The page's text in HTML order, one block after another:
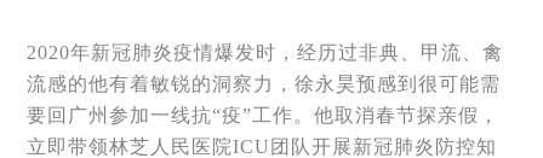
2020年新冠肺炎疫情爆发时，经历过非典、甲流、禽
流感的他有着敏锐的洞察力，徐永昊预感到很可能需
要回广州参加一线抗“疫”工作。他取消春节探亲假，
立即带领林芝人民医院ICU团队开展新冠肺炎防控知